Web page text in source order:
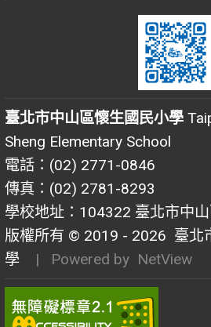
臺北市中山區懷生國民小學
Sheng Elementary School
電話：(02) 2771-0846
傳真：(02) 2781-8293
學校地址：104322 臺北市中
版權所有 © 2019 - 2026 臺北
學
| Powered by NetView